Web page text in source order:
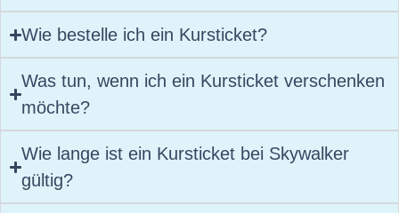
Wie bestelle ich ein Kursticket?
Was tun, wenn ich ein Kursticket verschenken
möchte?
Wie lange ist ein Kursticket bei Skywalker
gültig?